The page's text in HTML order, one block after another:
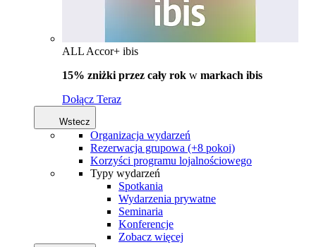
ALL Accor+ ibis
15% zniżki przez cały rok w markach ibis
Dołącz Teraz
Wstecz
Organizacja wydarzeń
Rezerwacja grupowa (+8 pokoi)
Korzyści programu lojalnościowego
Typy wydarzeń
Spotkania
Wydarzenia prywatne
Seminaria
Konferencje
Zobacz więcej